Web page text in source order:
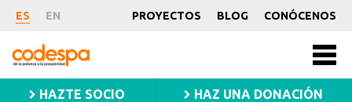
Categoría
Equipo
CODESPA
ES EN PROYECTOS BLOG CONÓCENOS
CODESPA
HAZTE SOCIO HAZ UNA DONACIÓN